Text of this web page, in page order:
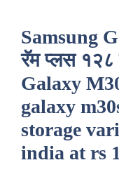
Samsung
रॅम प्लस १२८
Galaxy
galaxy
storage
india at rs